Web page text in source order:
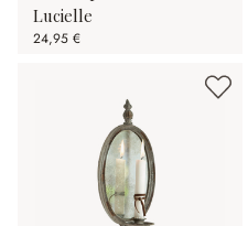
Lucielle
24,95 €